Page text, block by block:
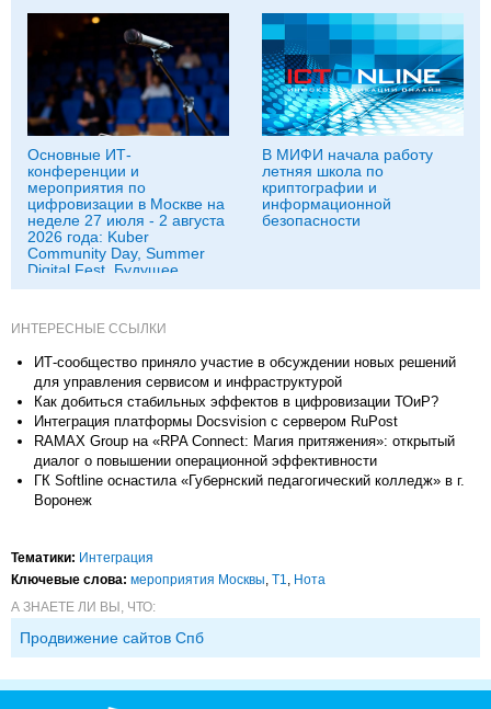
Основные ИТ-
конференции и
мероприятия по
цифровизации в Москве на
неделе 27 июля - 2 августа
2026 года: Kuber
Community Day, Summer
Digital Fest, Будущее
исследований в
В МИФИ начала работу
летняя школа по
криптографии и
информационной
безопасности
ИНТЕРЕСНЫЕ ССЫЛКИ
ИТ-сообщество приняло участие в обсуждении новых решений
для управления сервисом и инфраструктурой
Как добиться стабильных эффектов в цифровизации ТОиР?
Интеграция платформы Docsvision с сервером RuPost
RAMAX Group на «RPA Connect: Магия притяжения»: открытый
диалог о повышении операционной эффективности
ГК Softline оснастила «Губернский педагогический колледж» в г.
Воронеж
Тематики: Интеграция
Ключевые слова: мероприятия Москвы Т1
Нота
А ЗНАЕТЕ ЛИ ВЫ, ЧТО:
Продвижение сайтов Спб